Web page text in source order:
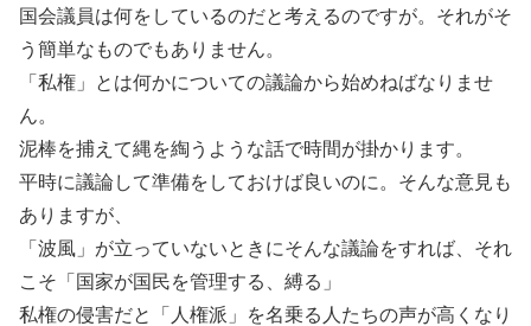
国会議員は何をしているのだと考えるのですが。それがそ
う簡単なものでもありません。
「私権」とは何かについての議論から始めねばなりませ
ん。
泥棒を捕えて縄を綯うような話で時間が掛かります。
平時に議論して準備をしておけば良いのに。そんな意見も
ありますが、
「波風」が立っていないときにそんな議論をすれば、それ
こそ「国家が国民を管理する、縛る」
私権の侵害だと「人権派」を名乗る人たちの声が高くなり